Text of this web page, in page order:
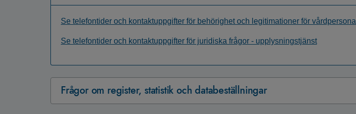
Se telefontider och kontaktuppgifter för behörighet och legitimationer för vårdpersonal
Se telefontider och kontaktuppgifter för juridiska frågor - upplysningstjänst
Frågor om register, statistik och databeställningar